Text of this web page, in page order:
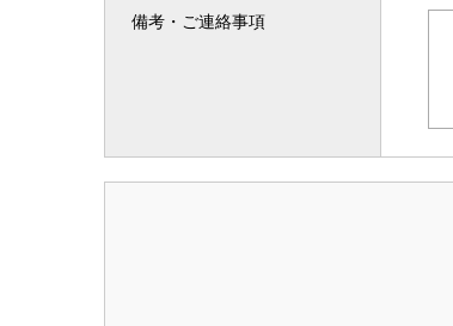
備考・ご連絡事項